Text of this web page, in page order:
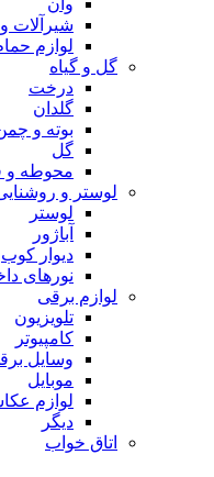
وان
شیرآلات
لوازم
گل و گیاه
درخت
گلدان
بوته و
گل
محوطه و
لوستر و
لوستر
آباژور
دیوار کوب
نورهای
لوازم برقی
تلویزیون
کامپیوتر
وسایل
موبایل
لوازم
دیگر
اتاق خواب